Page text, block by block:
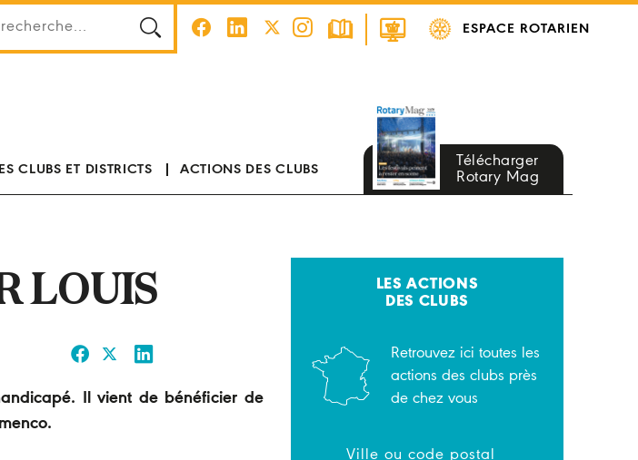
ESPACE ROTARIEN
CLUBS ET DISTRICTS ACTIONS DES CLUBS
Télécharger
Rotary Mag
LOUIS
Il vient de bénéficier de
LES ACTIONS
DES CLUBS
Retrouvez ici toutes les
actions des clubs près
de chez vous